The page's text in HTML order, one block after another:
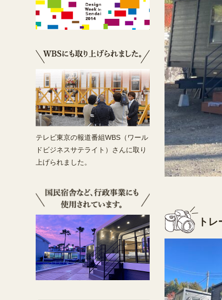
ト
テレビ東京の報道番組WBS（ワール
ドビジネスサテライト）さんに取り
上げられました。